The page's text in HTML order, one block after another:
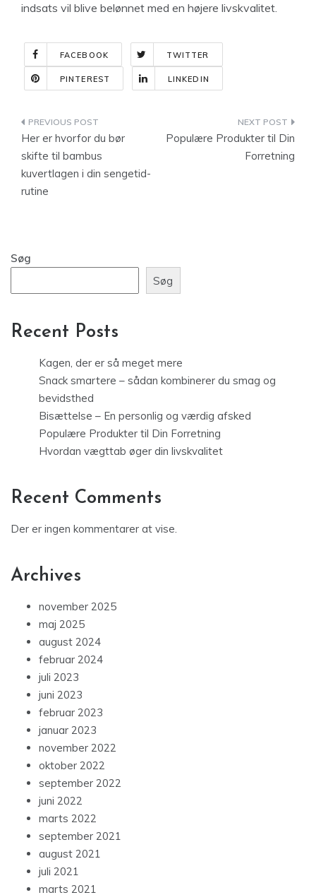
indsats vil blive belønnet med en højere livskvalitet.
FACEBOOK TWITTER
PINTEREST LINKEDIN
Indlægsnavigation
Her er hvorfor du bør
skifte til bambus
kuvertlagen i din sengetid-
rutine
Populære Produkter til Din
Forretning
Søg
Søg
Recent Posts
Kagen, der er så meget mere
Snack smartere – sådan kombinerer du smag og
bevidsthed
Bisættelse – En personlig og værdig afsked
Populære Produkter til Din Forretning
Hvordan vægttab øger din livskvalitet
Recent Comments
Der er ingen kommentarer at vise.
Archives
november 2025
maj 2025
august 2024
februar 2024
juli 2023
juni 2023
februar 2023
januar 2023
november 2022
oktober 2022
september 2022
juni 2022
marts 2022
september 2021
august 2021
juli 2021
marts 2021